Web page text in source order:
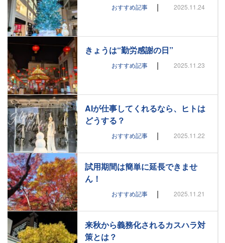
おすすめ記事 | 2025.11.24
きょうは“勤労感謝の日”
おすすめ記事 | 2025.11.23
AIが仕事してくれるなら、ヒトは
どうする？
おすすめ記事 | 2025.11.22
試用期間は簡単に延長できませ
ん！
おすすめ記事 | 2025.11.21
来秋から義務化されるカスハラ対
策とは？